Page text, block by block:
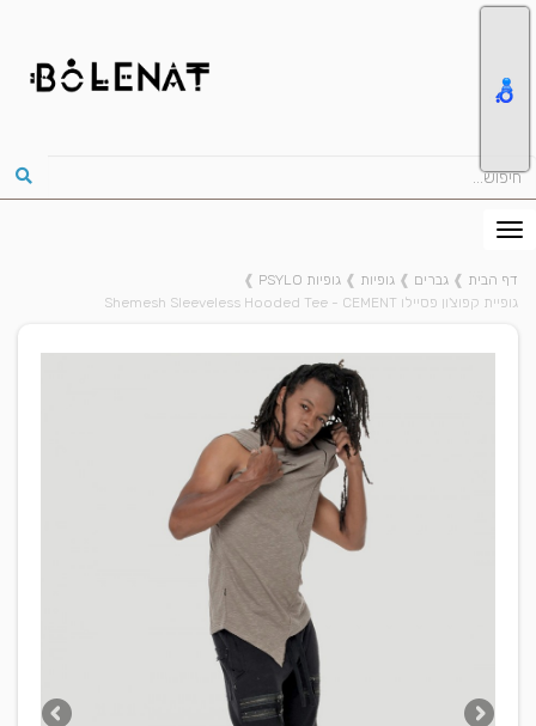
דף הבית ❱ גברים ❱ גופיות ❱ גופיות PSYLO
❱
גופיית קפוצ'ון פסיילו Shemesh Sleeveless Hooded Tee - CEMENT